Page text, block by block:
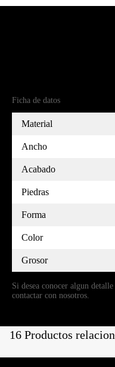
Ficha de datos
Material
Ancho
Acabado
Piedras
Forma
Color
Grosor
Si desea conocer algun
contactar con nosotros.
16 Productos